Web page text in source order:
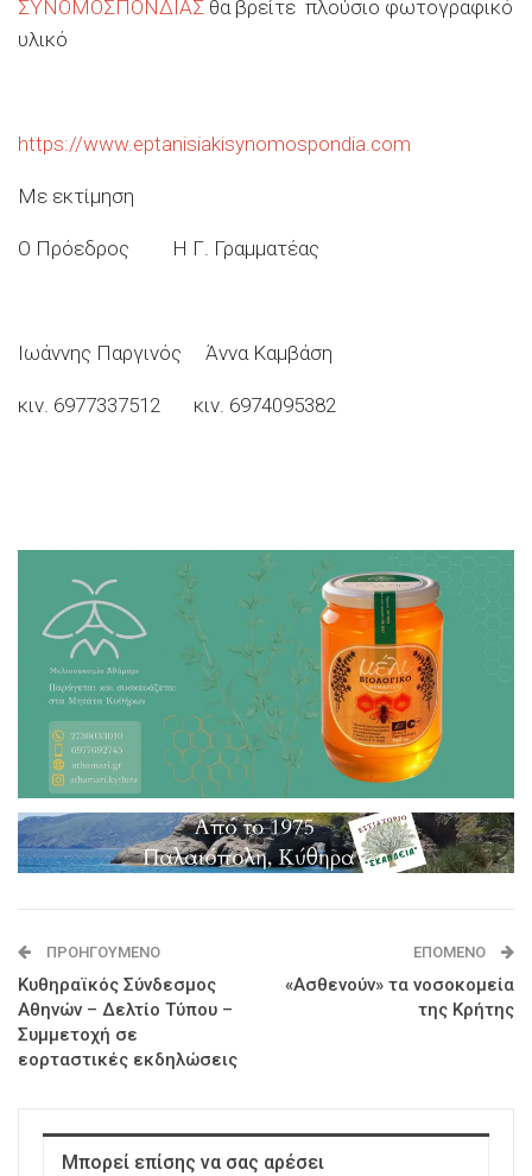
ΣΥΝΟΜΟΣΠΟΝΔΙΑΣ θα βρείτε πλούσιο φωτογραφικό
υλικό
https://www.eptanisiakisynomospondia.com
Με εκτίμηση
Ο Πρόεδρος Η Γ. Γραμματέας
Ιωάννης Παργινός Άννα Καμβάση
κιν. 6977337512 κιν. 6974095382
ΠΡΟΗΓΟΎΜΕΝΟ
Κυθηραϊκός Σύνδεσμος
Αθηνών – Δελτίο Τύπου –
Συμμετοχή σε
εορταστικές εκδηλώσεις
ΕΠΌΜΕΝΟ
«Ασθενούν» τα νοσοκομεία
της Κρήτης
Μπορεί επίσης να σας αρέσει